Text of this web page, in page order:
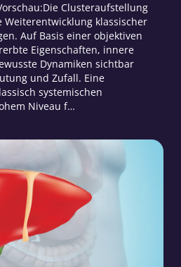
Clusteraufstellung
klassischer
Auf Basis einer objektiven
Eigenschaften, innere
Dynamiken sichtbar
und Zufall. Eine
systemischen
Niveau f…